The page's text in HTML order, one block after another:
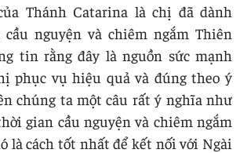
Thánh Catarina là chị đã dành
nguyện và chiêm ngắm Thiên
tin rằng đây là nguồn sức mạnh
phục vụ hiệu quả và đúng theo ý
chúng ta một câu rất ý nghĩa như
gian cầu nguyện và chiêm ngắm
là cách tốt nhất để kết nối với Ngài